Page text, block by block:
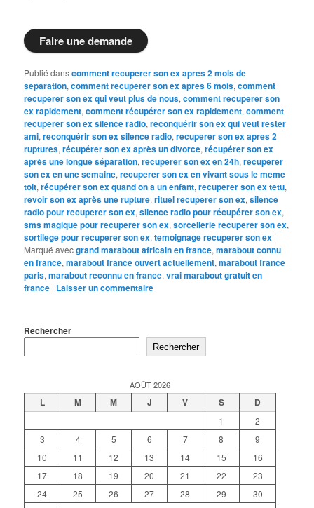
Faire une demande
Publié danscomment recuperer son ex apres 2 mois de
separation,comment recuperer son ex apres 6 mois,comment
recuperer son ex qui veut plus de nous,comment recuperer son
ex rapidement,comment récupérer son ex rapidement,comment
recuperer son ex silence radio,reconquérir son ex qui veut rester
ami,reconquérir son ex silence radio,recuperer son ex apres 2
ruptures,récupérer son ex après un divorce,récupérer son ex
après une longue séparation,recuperer son ex en 24h,recuperer
son ex en une semaine,recuperer son ex en vivant sous le meme
toit,récupérer son ex quand on a un enfant,recuperer son ex tetu,
revoir son ex après une rupture,rituel recuperer son ex,silence
radio pour recuperer son ex,silence radio pour récupérer son ex,
sms magique pour recuperer son ex,sorcellerie recuperer son ex,
sortilege pour recuperer son ex,temoignage recuperer son ex |
Marqué avecgrand marabout africain en france,marabout connu
en france,marabout france ouvert actuellement,marabout france
paris,marabout reconnu en france,vrai marabout gratuit en
france | Laisser un commentaire
Rechercher
Rechercher
AOÛT 2026
L M M J V S D
1
2
3
4 5 6 7 8
9
10
11 12 13 14 15
16
17
18 19 20 21 22
23
24
25 26 27 28 29
30